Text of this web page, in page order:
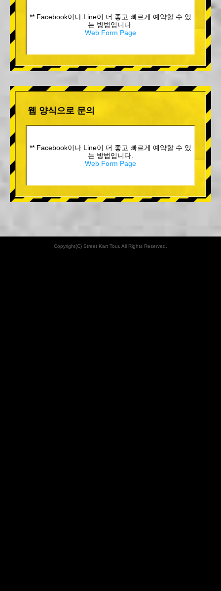
** Facebook이나 Line이 더 좋고 빠르게 예약할 수 있
는 방법입니다.
Web Form Page
웹 양식으로 문의
** Facebook이나 Line이 더 좋고 빠르게 예약할 수 있
는 방법입니다.
Web Form Page
Copyright(C) Street Kart Tour. All Rights Reserved.